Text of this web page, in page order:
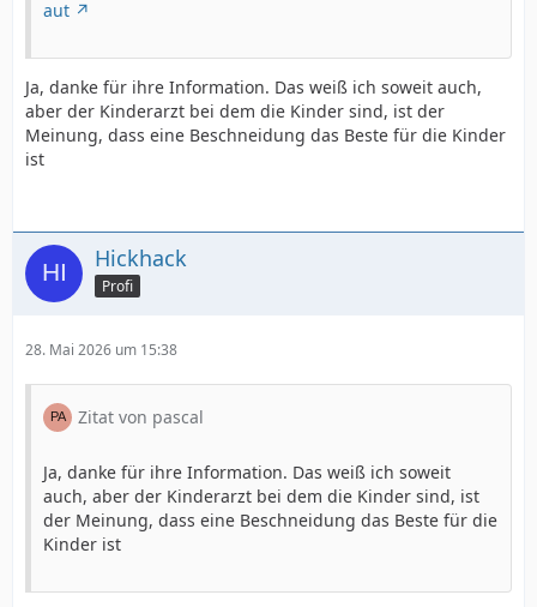
aut
Ja, danke für ihre Information. Das weiß ich soweit auch,
aber der Kinderarzt bei dem die Kinder sind, ist der
Meinung, dass eine Beschneidung das Beste für die Kinder
ist
Hickhack
Profi
28. Mai 2026 um 15:38
Zitat von pascal
Ja, danke für ihre Information. Das weiß ich soweit
auch, aber der Kinderarzt bei dem die Kinder sind, ist
der Meinung, dass eine Beschneidung das Beste für die
Kinder ist